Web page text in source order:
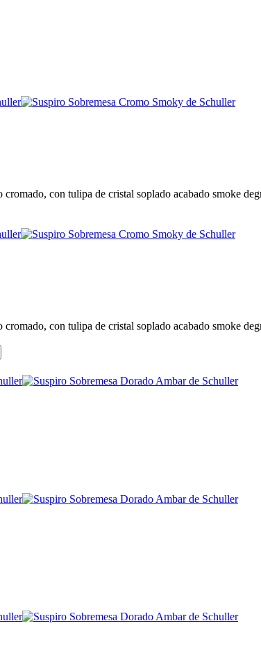
cromado, con tulipa de cristal soplado acabado smoke
cromado, con tulipa de cristal soplado acabado smoke